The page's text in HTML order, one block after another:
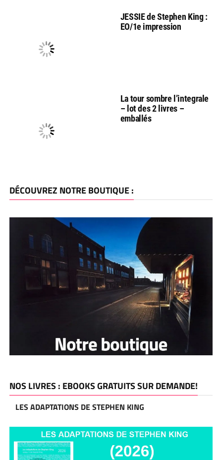
JESSIE de Stephen King :
EO/1e impression
La tour sombre l’integrale
– lot des 2 livres –
emballés
DÉCOUVREZ NOTRE BOUTIQUE :
NOS LIVRES : EBOOKS GRATUITS SUR DEMANDE!
LES ADAPTATIONS DE STEPHEN KING